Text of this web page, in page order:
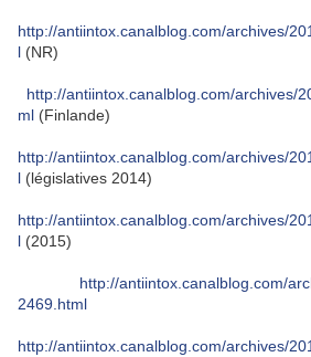
http://antiintox.canalblog.com/archives/
l (NR)
http://antiintox.canalblog.com/archives/
ml (Finlande)
http://antiintox.canalblog.com/archives/
l (législatives 2014)
http://antiintox.canalblog.com/archives/
l (2015)
http://antiintox.canalblog.com/
2469.html
http://antiintox.canalblog.com/archives/